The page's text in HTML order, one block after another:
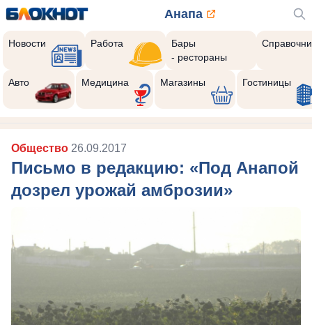
Анапа
Новости Работа
Бары
- рестораны
Авто Медицина Магазины Гостиницы
Общество 26.09.2017
Письмо в редакцию: «Под Анапой
дозрел урожай амброзии»